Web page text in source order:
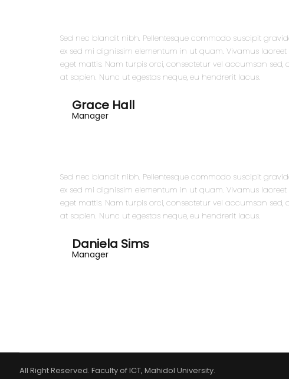
Sed nec blandit nibh. Pellentesque commodo suscipit
ex sed mi dignissim elementum in ut quam. Vivamus
eget mattis. Nam turpis orci, consectetur vel accumsan sed,
at sapien. Nunc ut egestas neque, eu hendrerit lacus.
Grace Hall
Manager
Sed nec blandit nibh. Pellentesque commodo suscipit
ex sed mi dignissim elementum in ut quam. Vivamus
eget mattis. Nam turpis orci, consectetur vel accumsan sed,
at sapien. Nunc ut egestas neque, eu hendrerit lacus.
Daniela Sims
Manager
All Right Reserved. Faculty of ICT, Mahidol University.